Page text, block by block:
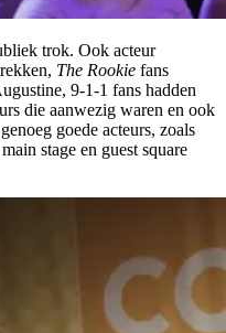
trok. Ook acteur
The Rookie fans
9-1-1 fans hadden
die aanwezig waren en ook
goede acteurs, zoals
stage en guest square